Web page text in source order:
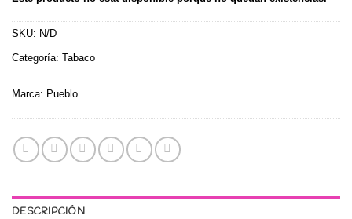
SKU: N/D
Categoría: Tabaco
Marca: Pueblo
DESCRIPCIÓN